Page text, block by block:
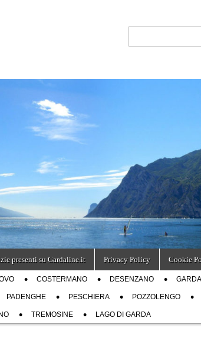
presenti su Gardaline.it Privacy Policy Cookie
COSTERMANO DESENZANO GARDA
PADENGHE PESCHIERA POZZOLENGO
TREMOSINE LAGO DI GARDA